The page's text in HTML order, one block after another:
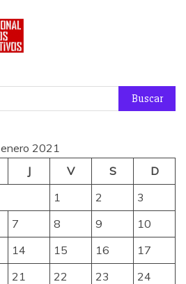
enero 2021
J V S
D
1
2
3
7 8 9
10
14 15 16
17
21 22 23
24